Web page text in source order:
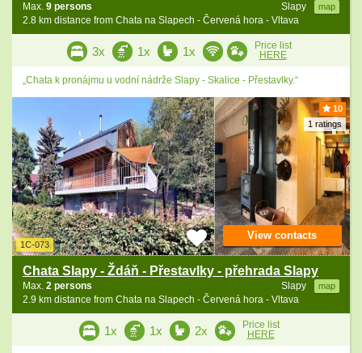
Slapy map
Max. 9 persons
2.8 km distance from Chata na Slapech - Červená hora - Vltava
3x 1x 1x
Price list
HERE
„Chata k pronájmu u vodní nádrže Slapy - Skalice - Přestavlky.“
10
1 ratings
1C-073
Chata Slapy - Ždáň - Přestavlky - přehrada Slapy
Slapy map
Max. 2 persons
2.9 km distance from Chata na Slapech - Červená hora - Vltava
View contacts
1x 1x 2x
Price list
HERE